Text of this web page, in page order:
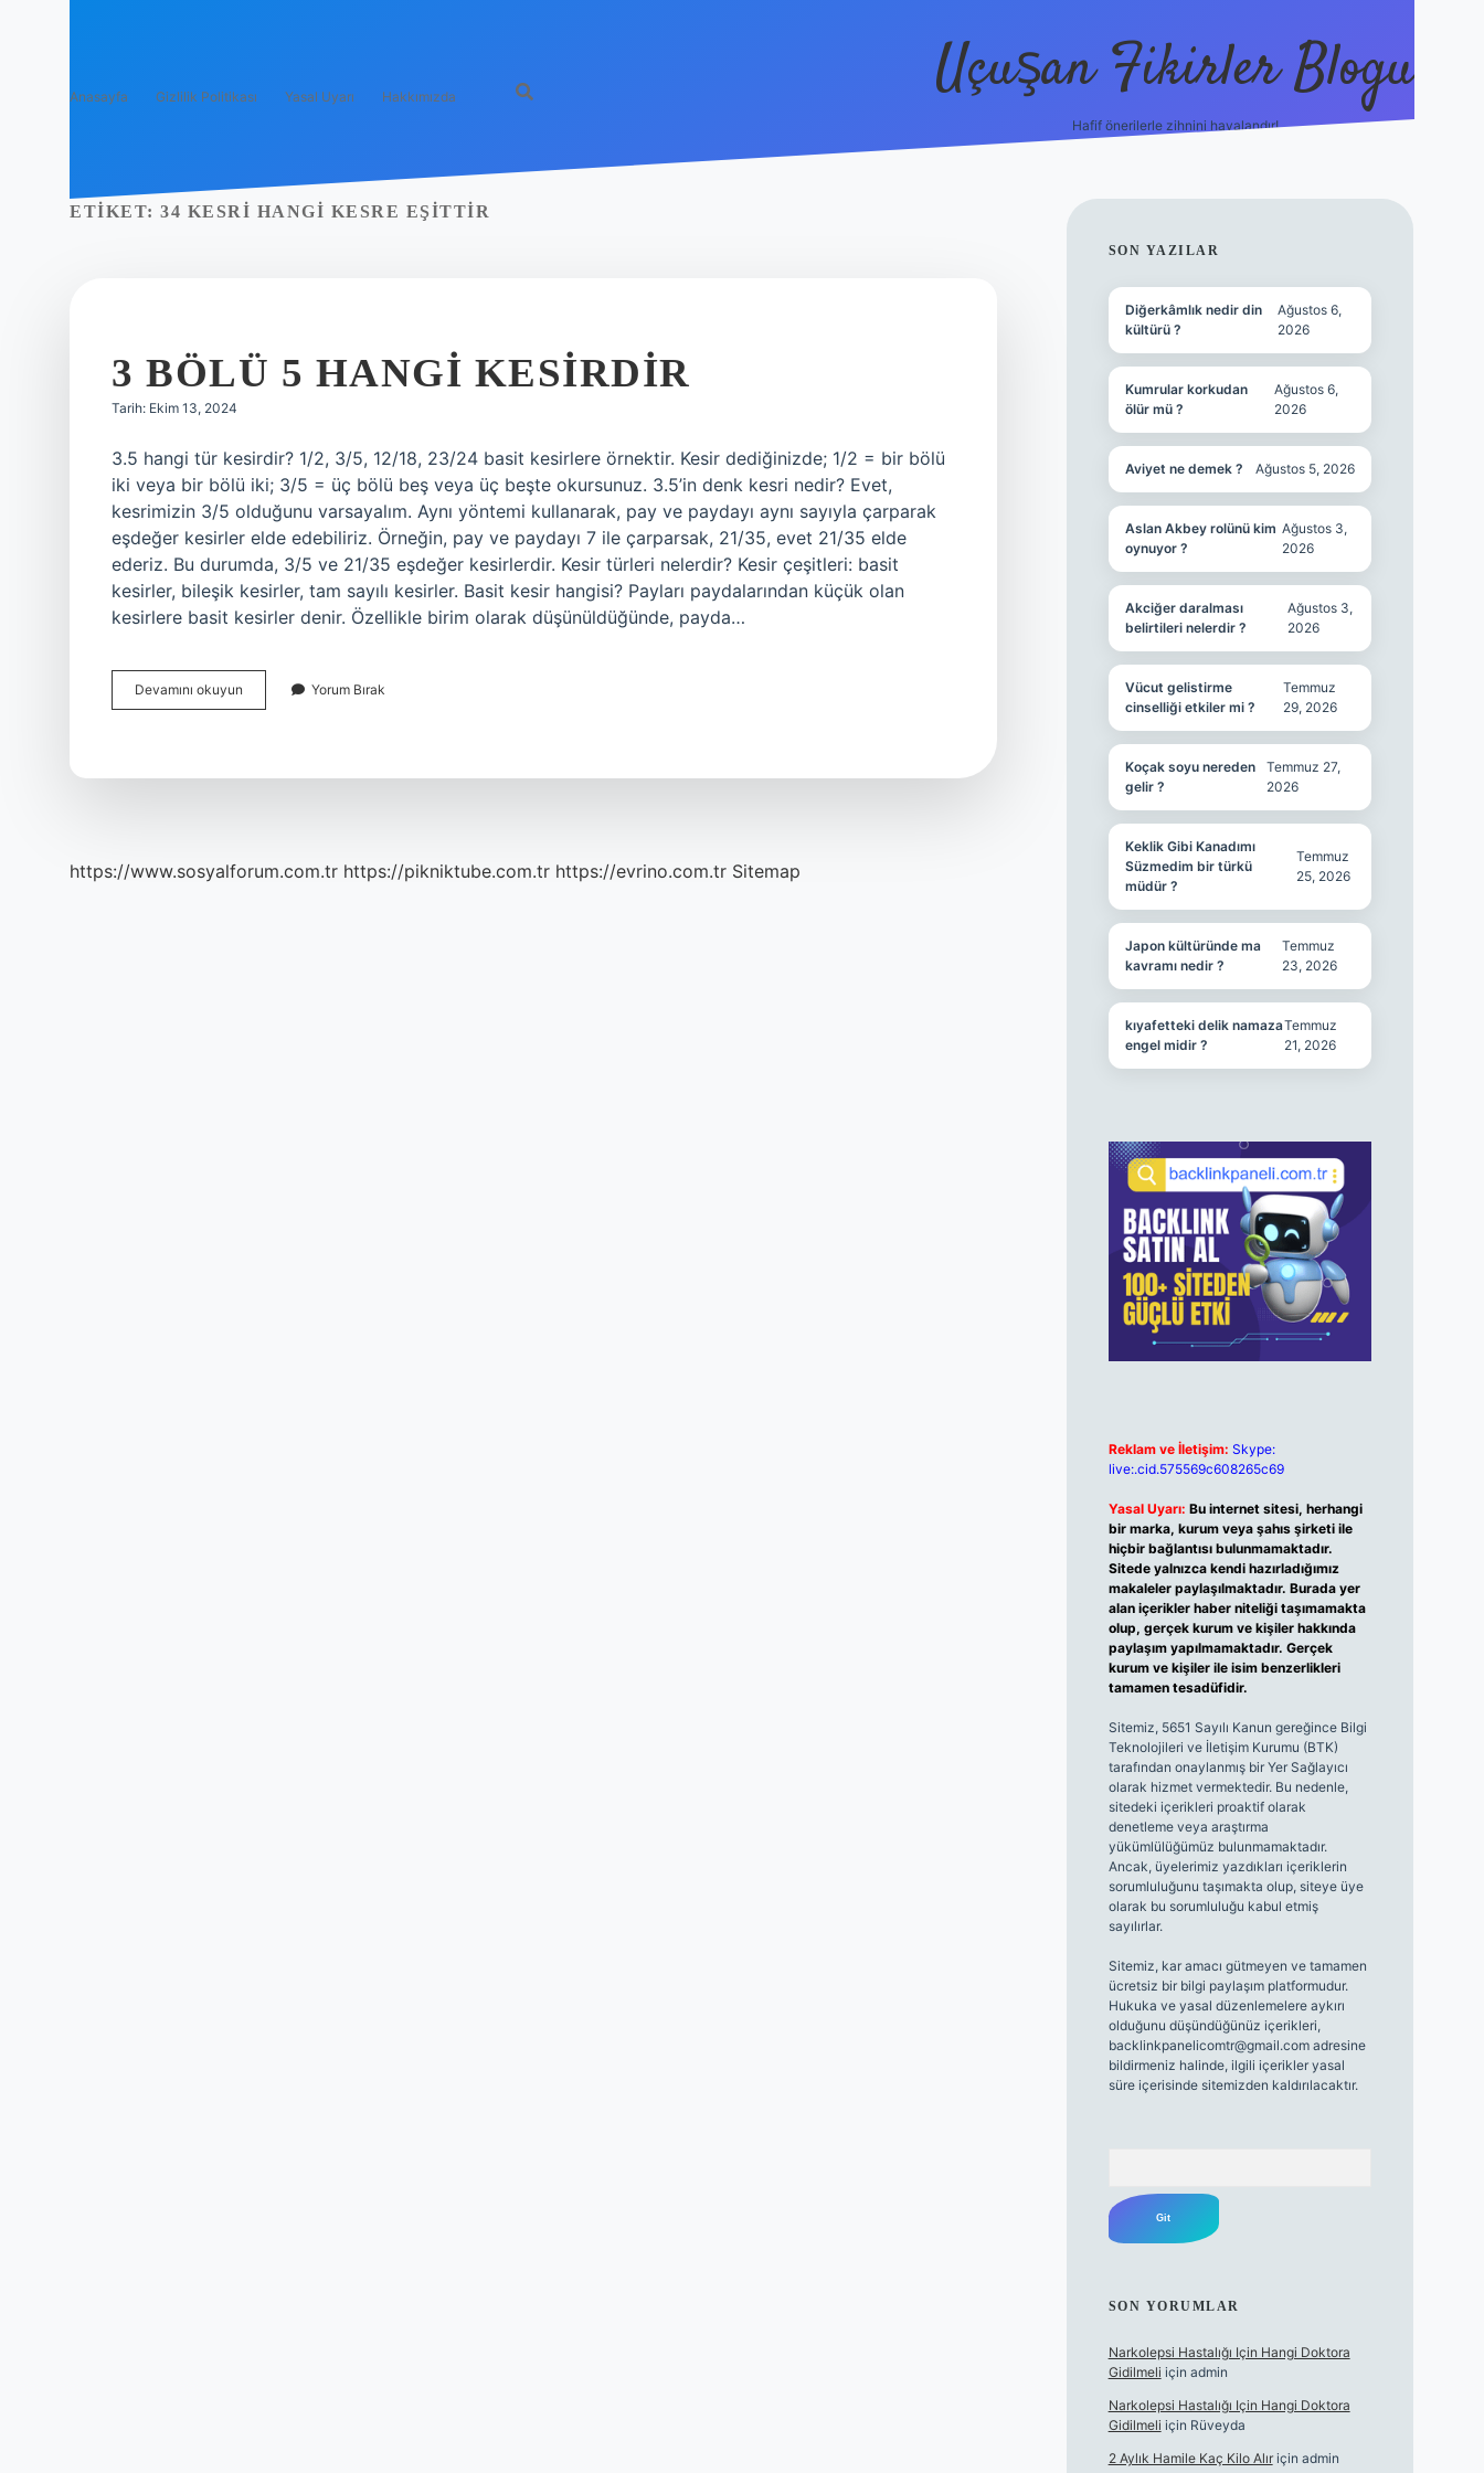
Anasayfa Gizlilik Politikası Yasal Uyarı Hakkımızda Uçuşan Fikirler Blogu
Hafif önerilerle zihnini havalandır!
ETIKET: 34 KESRI HANGI KESRE EŞITTIR
3 BÖLÜ 5 HANGI KESIRDIR
Tarih: Ekim 13, 2024
3.5 hangi tür kesirdir? 1/2, 3/5, 12/18, 23/24 basit kesirlere örnektir. Kesir dediğinizde; 1/2 = bir bölü
iki veya bir bölü iki; 3/5 = üç bölü beş veya üç beşte okursunuz. 3.5’in denk kesri nedir? Evet,
kesrimizin 3/5 olduğunu varsayalım. Aynı yöntemi kullanarak, pay ve paydayı aynı sayıyla çarparak
eşdeğer kesirler elde edebiliriz. Örneğin, pay ve paydayı 7 ile çarparsak, 21/35, evet 21/35 elde
ederiz. Bu durumda, 3/5 ve 21/35 eşdeğer kesirlerdir. Kesir türleri nelerdir? Kesir çeşitleri: basit
kesirler, bileşik kesirler, tam sayılı kesirler. Basit kesir hangisi? Payları paydalarından küçük olan
kesirlere basit kesirler denir. Özellikle birim olarak düşünüldüğünde, payda…
Devamını okuyun
Bölü
Yorum Bırak
https://www.sosyalforum.com.tr https://pikniktube.com.tr https://evrino.com.tr Sitemap
SIDEBAR
SON YAZILAR
Diğerkâmlık nedir din
kültürü ?
Ağustos 6,
2026
Kumrular korkudan
ölür mü ?
Ağustos 6,
2026
Aviyet ne demek ? Ağustos 5, 2026
Aslan Akbey rolünü kim
oynuyor ?
Ağustos 3,
2026
Akciğer daralması
belirtileri nelerdir ?
Ağustos 3,
2026
Vücut gelistirme
cinselliği etkiler mi ?
Temmuz
29, 2026
Koçak soyu nereden
gelir ?
Temmuz 27,
2026
Keklik Gibi Kanadımı
Süzmedim bir türkü
müdür ?
Temmuz
25, 2026
Japon kültüründe ma
kavramı nedir ?
Temmuz
23, 2026
kıyafetteki delik namaza
engel midir ?
Temmuz
21, 2026
Reklam ve İletişim: Skype:
live:.cid.575569c608265c69
Yasal Uyarı: Bu internet sitesi, herhangi
bir marka, kurum veya şahıs şirketi ile
hiçbir bağlantısı bulunmamaktadır.
Sitede yalnızca kendi hazırladığımız
makaleler paylaşılmaktadır. Burada yer
alan içerikler haber niteliği taşımamakta
olup, gerçek kurum ve kişiler hakkında
paylaşım yapılmamaktadır. Gerçek
kurum ve kişiler ile isim benzerlikleri
tamamen tesadüfidir.
Sitemiz, 5651 Sayılı Kanun gereğince Bilgi
Teknolojileri ve İletişim Kurumu (BTK)
tarafından onaylanmış bir Yer Sağlayıcı
olarak hizmet vermektedir. Bu nedenle,
sitedeki içerikleri proaktif olarak
denetleme veya araştırma
yükümlülüğümüz bulunmamaktadır.
Ancak, üyelerimiz yazdıkları içeriklerin
sorumluluğunu taşımakta olup, siteye üye
olarak bu sorumluluğu kabul etmiş
sayılırlar.
Sitemiz, kar amacı gütmeyen ve tamamen
ücretsiz bir bilgi paylaşım platformudur.
Hukuka ve yasal düzenlemelere aykırı
olduğunu düşündüğünüz içerikleri,
backlinkpanelicomtr@gmail.comadresine
bildirmeniz halinde, ilgili içerikler yasal
süre içerisinde sitemizden kaldırılacaktır.
SON YORUMLAR
Narkolepsi Hastalığı Için Hangi Doktora
Gidilmeli için admin
Narkolepsi Hastalığı Için Hangi Doktora
Gidilmeli için Rüveyda
2 Aylık Hamile Kaç Kilo Alıriçin admin
hiltonbet